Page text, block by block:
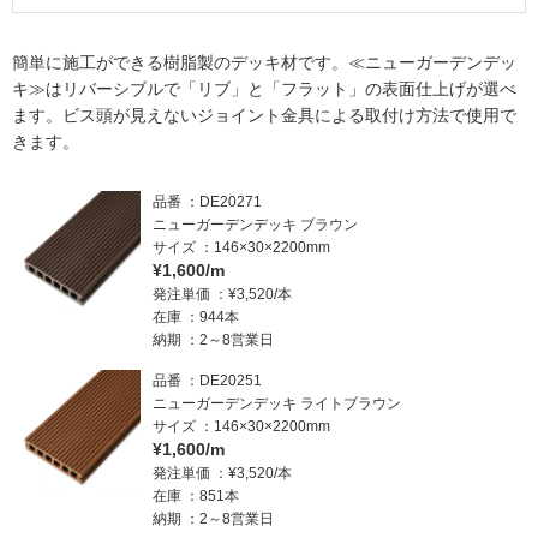
簡単に施工ができる樹脂製のデッキ材です。≪ニューガーデンデッ
キ≫はリバーシブルで「リブ」と「フラット」の表面仕上げが選べ
ます。ビス頭が見えないジョイント金具による取付け方法で使用で
きます。
品番
DE20271
ニューガーデンデッキ ブラウン
サイズ
146×30×2200mm
¥1,600/m
発注単価
¥3,520/本
在庫
944本
納期
2～8営業日
品番
DE20251
ニューガーデンデッキ ライトブラウン
サイズ
146×30×2200mm
¥1,600/m
発注単価
¥3,520/本
在庫
851本
納期
2～8営業日